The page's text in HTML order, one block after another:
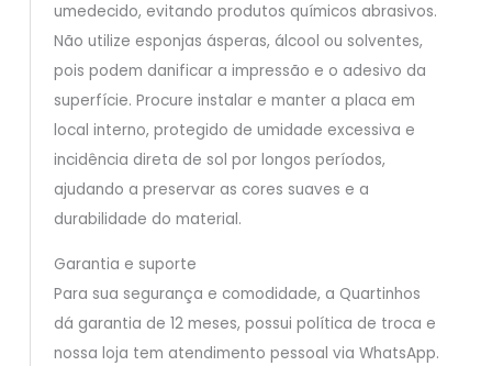
umedecido, evitando produtos químicos abrasivos.
Não utilize esponjas ásperas, álcool ou solventes,
pois podem danificar a impressão e o adesivo da
superfície. Procure instalar e manter a placa em
local interno, protegido de umidade excessiva e
incidência direta de sol por longos períodos,
ajudando a preservar as cores suaves e a
durabilidade do material.
Garantia e suporte
Para sua segurança e comodidade, a Quartinhos
dá garantia de 12 meses, possui política de troca e
nossa loja tem atendimento pessoal via WhatsApp.